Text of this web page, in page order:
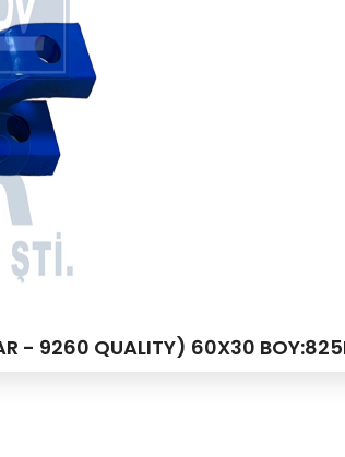
- 9260 QUALITY) 60X30